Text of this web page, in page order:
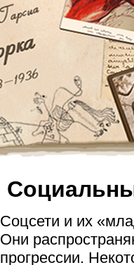
Соцсети и их
Они
прогрессии.